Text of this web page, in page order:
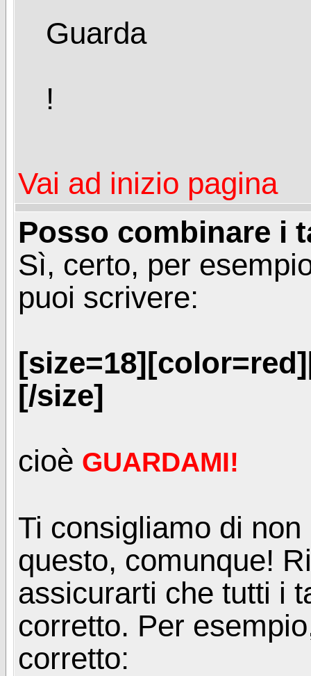
Guarda
!
Vai ad inizio pagina
Posso combinare i
Sì, certo, per
puoi scrivere:
[/size]
cioè GUARDAMI!
Ti consigliamo di
questo, comunque!
assicurarti che tutti i
corretto. Per
corretto: